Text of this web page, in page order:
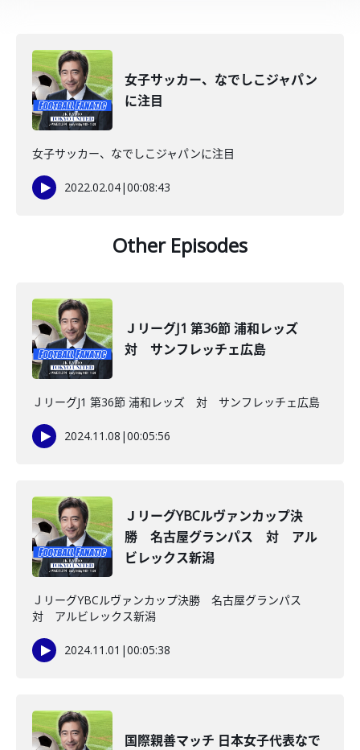
女子サッカー、なでしこジャパン
に注目
女子サッカー、なでしこジャパンに注目
2022.02.04|00:08:43
Other Episodes
ＪリーグJ1 第36節 浦和レッズ
対 サンフレッチェ広島
ＪリーグJ1 第36節 浦和レッズ 対 サンフレッチェ広島
2024.11.08 |00:05:56
ＪリーグYBCルヴァンカップ決
勝 名古屋グランパス 対 アル
ビレックス新潟
ＪリーグYBCルヴァンカップ決勝 名古屋グランパス
対 アルビレックス新潟
2024.11.01 |00:05:38
国際親善マッチ 日本女子代表なで